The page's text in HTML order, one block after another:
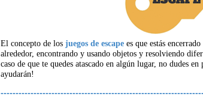
El concepto de losjuegos de escape es que estás
alrededor, encontrando y usando objetos y resolviendo
caso de que te quedes atascado en algún lugar, no dudes
ayudarán!